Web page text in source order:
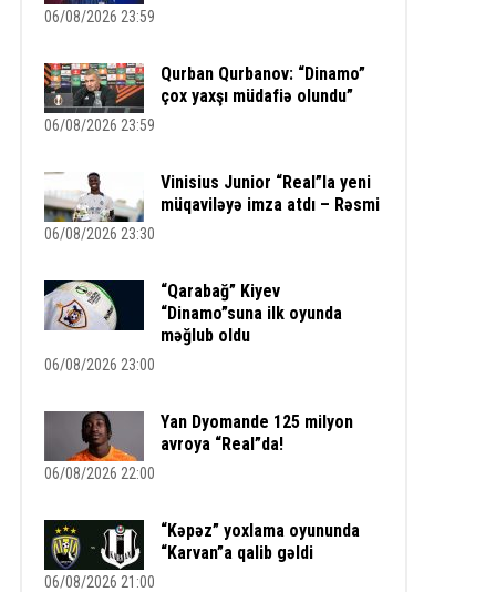
06/08/2026 23:59
Qurban Qurbanov: “Dinamo”
çox yaxşı müdafiə olundu”
06/08/2026 23:59
Vinisius Junior “Real”la yeni
müqaviləyə imza atdı – Rəsmi
06/08/2026 23:30
“Qarabağ” Kiyev
“Dinamo”suna ilk oyunda
məğlub oldu
06/08/2026 23:00
Yan Dyomande 125 milyon
avroya “Real”da!
06/08/2026 22:00
“Kəpəz” yoxlama oyununda
“Karvan”a qalib gəldi
06/08/2026 21:00